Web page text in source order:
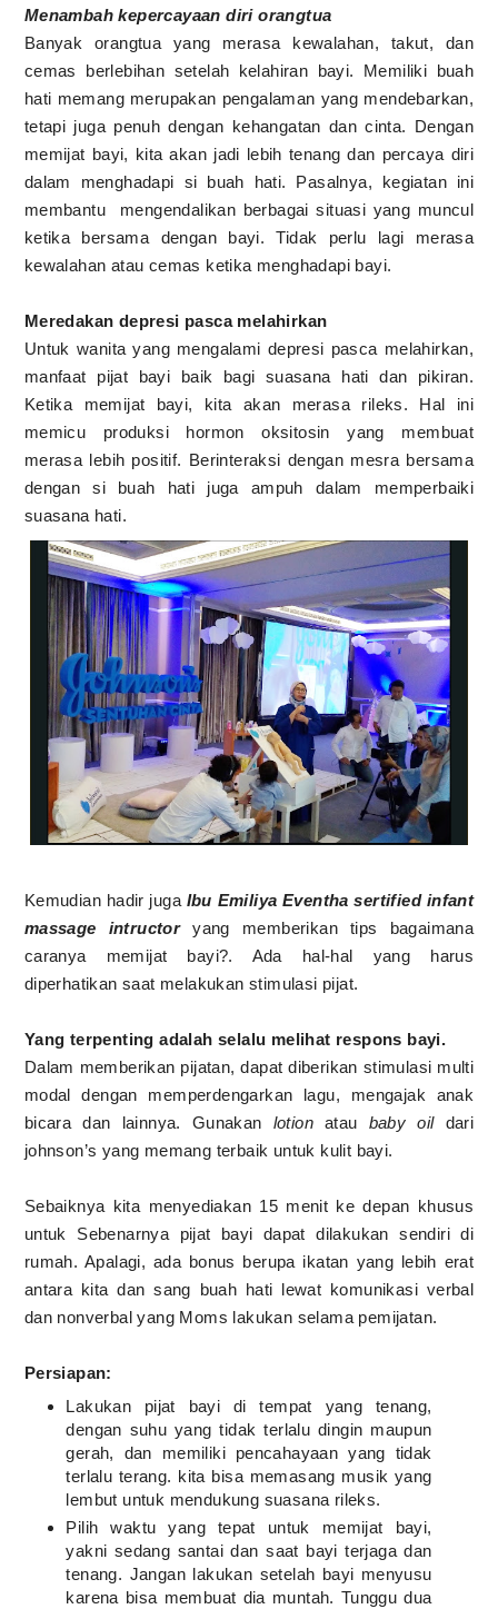
Menambah kepercayaan diri orangtua
Banyak orangtua yang merasa kewalahan, takut, dan
cemas berlebihan setelah kelahiran bayi. Memiliki buah
hati memang merupakan pengalaman yang mendebarkan,
tetapi juga penuh dengan kehangatan dan cinta. Dengan
memijat bayi, kita akan jadi lebih tenang dan percaya diri
dalam menghadapi si buah hati. Pasalnya, kegiatan ini
membantu mengendalikan berbagai situasi yang muncul
ketika bersama dengan bayi. Tidak perlu lagi merasa
kewalahan atau cemas ketika menghadapi bayi.
Meredakan depresi pasca melahirkan
Untuk wanita yang mengalami depresi pasca melahirkan,
manfaat pijat bayi baik bagi suasana hati dan pikiran.
Ketika memijat bayi, kita akan merasa rileks. Hal ini
memicu produksi hormon oksitosin yang membuat
merasa lebih positif. Berinteraksi dengan mesra bersama
dengan si buah hati juga ampuh dalam memperbaiki
suasana hati.
Kemudian hadir juga Ibu Emiliya Eventha sertified infant
massage intructoryang memberikan tips bagaimana
caranya memijat bayi?. Ada hal-hal yang harus
diperhatikan saat melakukan stimulasi pijat.
Yang terpenting adalah selalu melihat respons bayi.
Dalam memberikan pijatan, dapat diberikan stimulasi multi
modal dengan memperdengarkan lagu, mengajak anak
bicara dan lainnya. Gunakan lotion atau baby oildari
johnson’s yang memang terbaik untuk kulit bayi.
Sebaiknya kita menyediakan 15 menit ke depan khusus
untuk Sebenarnya pijat bayi dapat dilakukan sendiri di
rumah. Apalagi, ada bonus berupa ikatan yang lebih erat
antara kita dan sang buah hati lewat komunikasi verbal
dan nonverbal yang Moms lakukan selama pemijatan.
Persiapan:
Lakukan pijat bayi di tempat yang tenang,
dengan suhu yang tidak terlalu dingin maupun
gerah, dan memiliki pencahayaan yang tidak
terlalu terang. kita bisa memasang musik yang
lembut untuk mendukung suasana rileks.
Pilih waktu yang tepat untuk memijat bayi,
yakni sedang santai dan saat bayi terjaga dan
tenang. Jangan lakukan setelah bayi menyusu
karena bisa membuat dia muntah. Tunggu dua